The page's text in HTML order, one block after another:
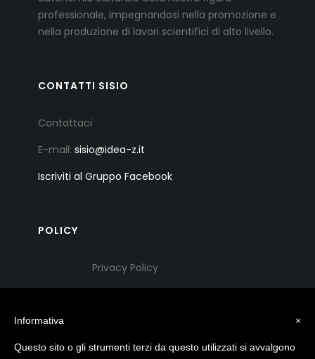
professionale, impegnandosi nella promozione e
nella produzione di lavori scientifici di alto livello.
CONTATTI SISIO
Contattaci
E-mail: sisio@idea-z.it
Iscriviti al Gruppo Facebook
POLICY
Privacy Policy
×
Informativa
Questo sito o gli strumenti terzi da questo utilizzati si avvalgono